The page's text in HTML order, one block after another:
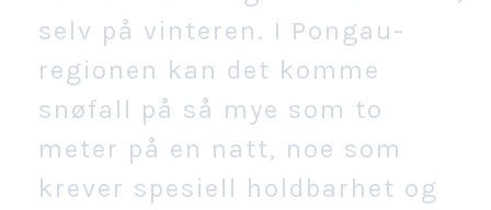
selv på vinteren. I Pongau-
regionen kan det komme
snøfall på så mye som to
meter på en natt, noe som
krever spesiell holdbarhet og